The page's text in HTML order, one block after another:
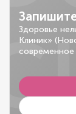
Здоровье
Клиник»
современное